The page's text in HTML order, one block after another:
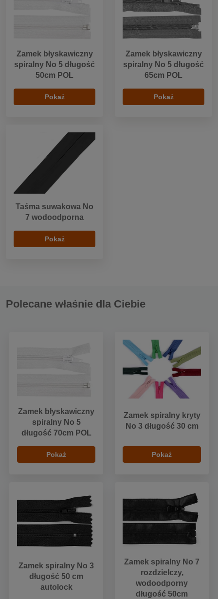
Zamek błyskawiczny
spiralny No 5 długość
50cm POL
Pokaż
Zamek błyskawiczny
spiralny No 5 długość
65cm POL
Pokaż
Taśma suwakowa No
7 wodoodporna
Pokaż
Polecane właśnie dla Ciebie
Zamek błyskawiczny
spiralny No 5
długość 70cm POL
Pokaż
Zamek spiralny kryty
No 3 długość 30 cm
Pokaż
Zamek spiralny No 3
długość 50 cm
autolock
Zamek spiralny No 7
rozdzielczy,
wodoodporny
długość 50cm